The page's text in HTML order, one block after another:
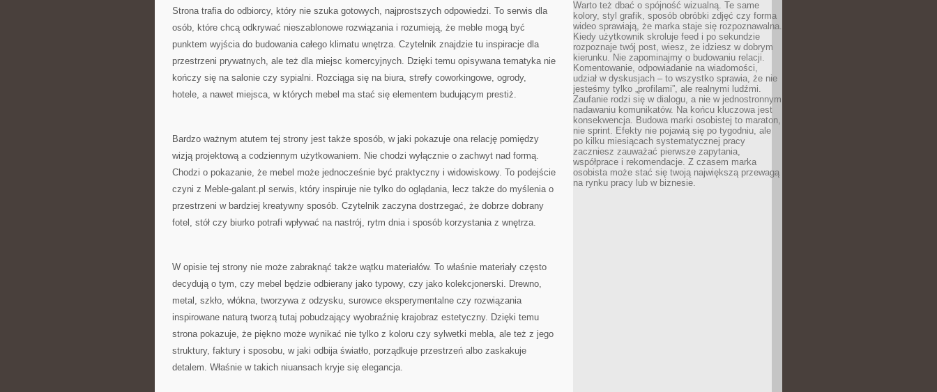
Strona trafia do odbiorcy, który nie szuka gotowych, najprostszych odpowiedzi. To serwis dla
osób, które chcą odkrywać nieszablonowe rozwiązania i rozumieją, że meble mogą być
punktem wyjścia do budowania całego klimatu wnętrza. Czytelnik znajdzie tu inspiracje dla
przestrzeni prywatnych, ale też dla miejsc komercyjnych. Dzięki temu opisywana tematyka nie
kończy się na salonie czy sypialni. Rozciąga się na biura, strefy coworkingowe, ogrody,
hotele, a nawet miejsca, w których mebel ma stać się elementem budującym prestiż.
Bardzo ważnym atutem tej strony jest także sposób, w jaki pokazuje ona relację pomiędzy
wizją projektową a codziennym użytkowaniem. Nie chodzi wyłącznie o zachwyt nad formą.
Chodzi o pokazanie, że mebel może jednocześnie być praktyczny i widowiskowy. To podejście
czyni z Meble-galant.pl serwis, który inspiruje nie tylko do oglądania, lecz także do myślenia o
przestrzeni w bardziej kreatywny sposób. Czytelnik zaczyna dostrzegać, że dobrze dobrany
fotel, stół czy biurko potrafi wpływać na nastrój, rytm dnia i sposób korzystania z wnętrza.
W opisie tej strony nie może zabraknąć także wątku materiałów. To właśnie materiały często
decydują o tym, czy mebel będzie odbierany jako typowy, czy jako kolekcjonerski. Drewno,
metal, szkło, włókna, tworzywa z odzysku, surowce eksperymentalne czy rozwiązania
inspirowane naturą tworzą tutaj pobudzający wyobraźnię krajobraz estetyczny. Dzięki temu
strona pokazuje, że piękno może wynikać nie tylko z koloru czy sylwetki mebla, ale też z jego
struktury, faktury i sposobu, w jaki odbija światło, porządkuje przestrzeń albo zaskakuje
detalem. Właśnie w takich niuansach kryje się elegancja.
Warto też dbać o spójność wizualną. Te same
kolory, styl grafik, sposób obróbki zdjęć czy forma
wideo sprawiają, że marka staje się rozpoznawalna.
Kiedy użytkownik skroluje feed i po sekundzie
rozpoznaje twój post, wiesz, że idziesz w dobrym
kierunku. Nie zapominajmy o budowaniu relacji.
Komentowanie, odpowiadanie na wiadomości,
udział w dyskusjach – to wszystko sprawia, że nie
jesteśmy tylko „profilami”, ale realnymi ludźmi.
Zaufanie rodzi się w dialogu, a nie w jednostronnym
nadawaniu komunikatów. Na końcu kluczowa jest
konsekwencja. Budowa marki osobistej to maraton,
nie sprint. Efekty nie pojawią się po tygodniu, ale
po kilku miesiącach systematycznej pracy
zaczniesz zauważać pierwsze zapytania,
współprace i rekomendacje. Z czasem marka
osobista może stać się twoją największą przewagą
na rynku pracy lub w biznesie.